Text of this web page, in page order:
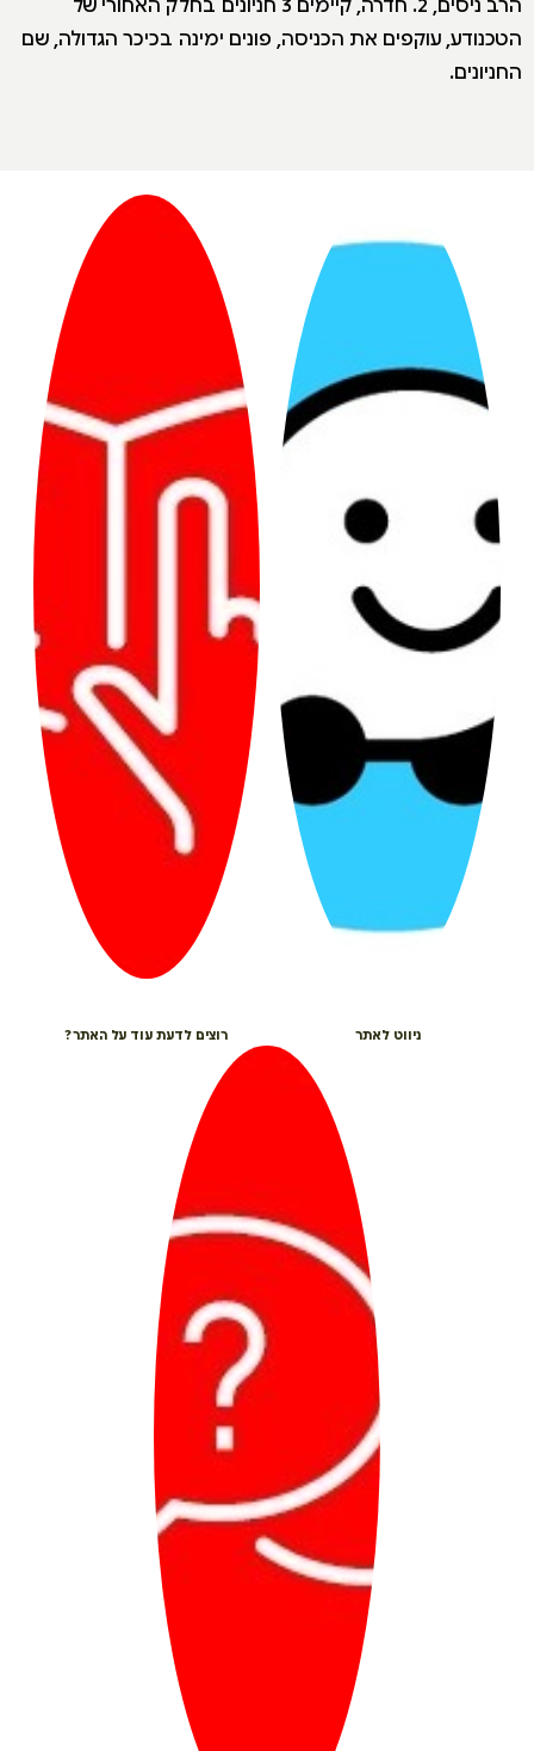
הטכנודע, עוקפים את הכניסה, פונים ימינה בכיכר הגדולה, שם
החניונים.
ניווט לאתר רוצים לדעת עוד על האתר?